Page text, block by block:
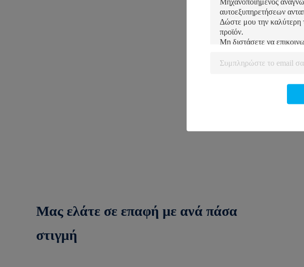
Μας ελάτε σε επαφή με ανά πάσα
στιγμή